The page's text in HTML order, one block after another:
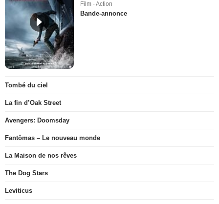
Film - Action
Bande-annonce
Tombé du ciel
La fin d’Oak Street
Avengers: Doomsday
Fantômas – Le nouveau monde
La Maison de nos rêves
The Dog Stars
Leviticus